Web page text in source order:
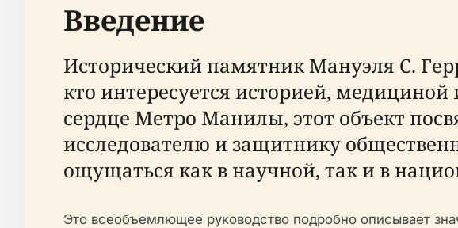
Введение
Исторический памятник Мануэля С.
кто интересуется историей,
сердце Метро Манилы, этот объект
исследователю и защитнику
ощущаться как в научной, так и в
Это всеобъемлющее руководство подробно описывает